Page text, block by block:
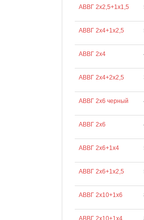
АВВГ 2х2,5+1х1,5
АВВГ 2х4+1х2,5
АВВГ 2х4
АВВГ 2х4+2х2,5
АВВГ 2х6 черный
АВВГ 2х6
АВВГ 2х6+1х4
АВВГ 2х6+1х2,5
АВВГ 2х10+1х6
АВВГ 2х10+1х4